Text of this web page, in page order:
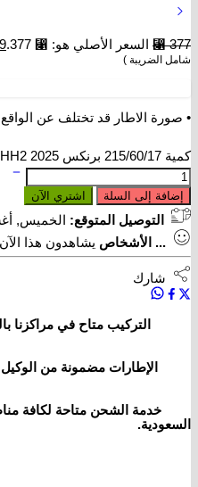
⃁377 السعر الأصلي هو: ⃁ 377.
شامل الضريبة )
• صورة الاطار قد تختلف عن الواقع
كمية 215/60/17 برنكس Thailand HH2 2025
إضافة إلى السلة اشتري الآن
التوصيل المتوقع:
الخميس,
...
الأشخاص يشاهدون هذا الآن
شارك
التركيب متاح في مراكزنا
الإطارات مضمونة من
خدمة الشحن متاحة لكافة
السعودية.